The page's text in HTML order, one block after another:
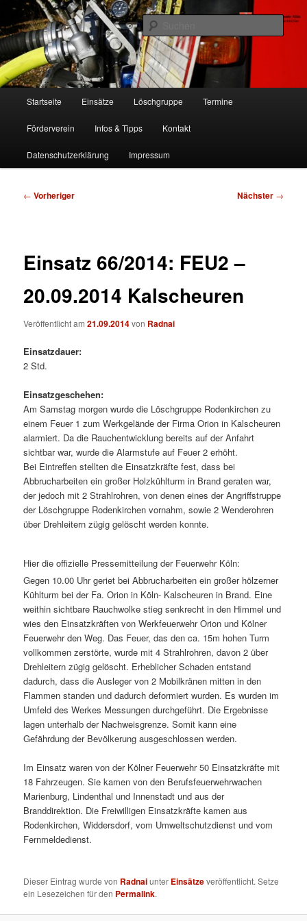
Zum
primären
Inhalt
springenFF Köln, LG RD
Freiwillige Feuerwehr Köln, Löschgruppe Rodenkirchen
Startseite Einsätze Löschgruppe Termine
Förderverein Infos & Tipps Kontakt
Datenschutzerklärung Impressum
Beitragsnavigation
← Vorheriger Nächster →
Einsatz 66/2014: FEU2 –
20.09.2014 Kalscheuren
Veröffentlicht am21.09.2014von Radnai
Einsatzdauer:
2 Std.
Einsatzgeschehen:
Am Samstag morgen wurde die Löschgruppe Rodenkirchen zu
einem Feuer 1 zum Werkgelände der Firma Orion in Kalscheuren
alarmiert. Da die Rauchentwicklung bereits auf der Anfahrt
sichtbar war, wurde die Alarmstufe auf Feuer 2 erhöht.
Bei Eintreffen stellten die Einsatzkräfte fest, dass bei
Abbrucharbeiten ein großer Holzkühlturm in Brand geraten war,
der jedoch mit 2 Strahlrohren, von denen eines der Angriffstruppe
der Löschgruppe Rodenkirchen vornahm, sowie 2 Wenderohren
über Drehleitern zügig gelöscht werden konnte.
Hier die offizielle Pressemitteilung der Feuerwehr Köln:
Gegen 10.00 Uhr geriet bei Abbrucharbeiten ein großer hölzerner
Kühlturm bei der Fa. Orion in Köln- Kalscheuren in Brand. Eine
weithin sichtbare Rauchwolke stieg senkrecht in den Himmel und
wies den Einsatzkräften von Werkfeuerwehr Orion und Kölner
Feuerwehr den Weg. Das Feuer, das den ca. 15m hohen Turm
vollkommen zerstörte, wurde mit 4 Strahlrohren, davon 2 über
Drehleitern zügig gelöscht. Erheblicher Schaden entstand
dadurch, dass die Ausleger von 2 Mobilkränen mitten in den
Flammen standen und dadurch deformiert wurden. Es wurden im
Umfeld des Werkes Messungen durchgeführt. Die Ergebnisse
lagen unterhalb der Nachweisgrenze. Somit kann eine
Gefährdung der Bevölkerung ausgeschlossen werden.
Im Einsatz waren von der Kölner Feuerwehr 50 Einsatzkräfte mit
18 Fahrzeugen. Sie kamen von den Berufsfeuerwehrwachen
Marienburg, Lindenthal und Innenstadt und aus der
Branddirektion. Die Freiwilligen Einsatzkräfte kamen aus
Rodenkirchen, Widdersdorf, vom Umweltschutzdienst und vom
Fernmeldedienst.
Dieser Eintrag wurde von Radnaiunter Einsätzeveröffentlicht. Setze
ein Lesezeichen für den Permalink.